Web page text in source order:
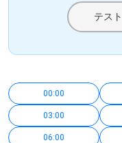
テスト
00:00
03:00
06:00